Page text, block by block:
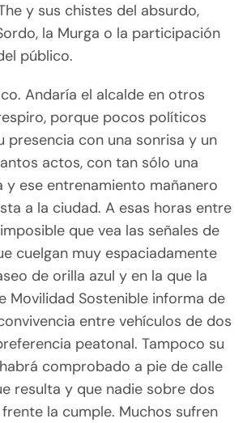
y sus chistes del absurdo,
la Murga o la participación
público.
Andaría el alcalde en otros
porque pocos políticos
presencia con una sonrisa y un
actos, con tan sólo una
y ese entrenamiento mañanero
a la ciudad. A esas horas entre
que vea las señales de
cuelgan muy espaciadamente
de orilla azul y en la que la
Movilidad Sostenible informa de
entre vehículos de dos
peatonal. Tampoco su
comprobado a pie de calle
resulta y que nadie sobre dos
la cumple. Muchos sufren